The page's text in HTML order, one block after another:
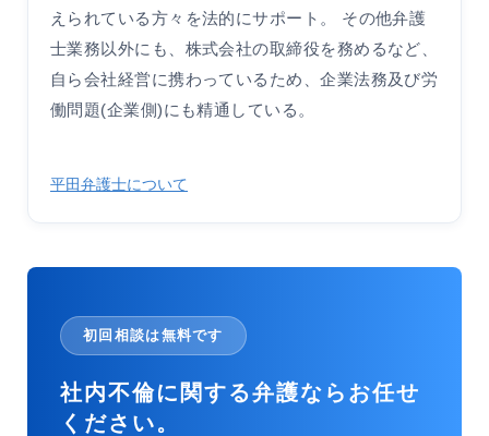
えられている方々を法的にサポート。 その他弁護
士業務以外にも、株式会社の取締役を務めるなど、
自ら会社経営に携わっているため、企業法務及び労
働問題(企業側)にも精通している。
平田弁護士について
初回相談は無料です
社内不倫に関する弁護ならお任せ
ください。